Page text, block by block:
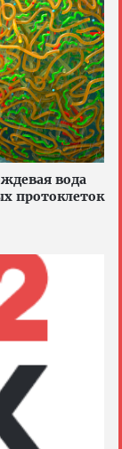
вода
протоклеток